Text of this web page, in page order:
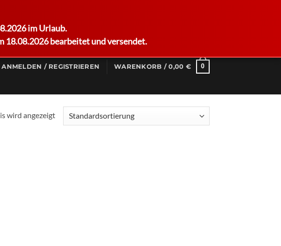
im Urlaub.
18.08.2026 bearbeitet und versendet.
ANMELDEN / REGISTRIEREN WARENKORB /0,00 € 0
wird angezeigt